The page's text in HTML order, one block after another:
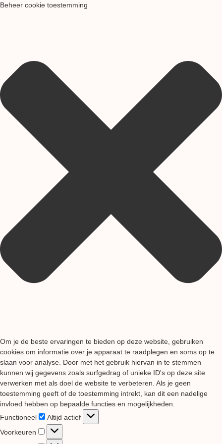
Beheer cookie toestemming
Om je de beste ervaringen te bieden op deze website, gebruiken
cookies om informatie over je apparaat te raadplegen en soms op te
slaan voor analyse. Door met het gebruik hiervan in te stemmen
kunnen wij gegevens zoals surfgedrag of unieke ID's op deze site
verwerken met als doel de website te verbeteren. Als je geen
toestemming geeft of de toestemming intrekt, kan dit een nadelige
invloed hebben op bepaalde functies en mogelijkheden.
Functioneel
Functioneel
Altijd actief
Voorkeuren
Voorkeuren